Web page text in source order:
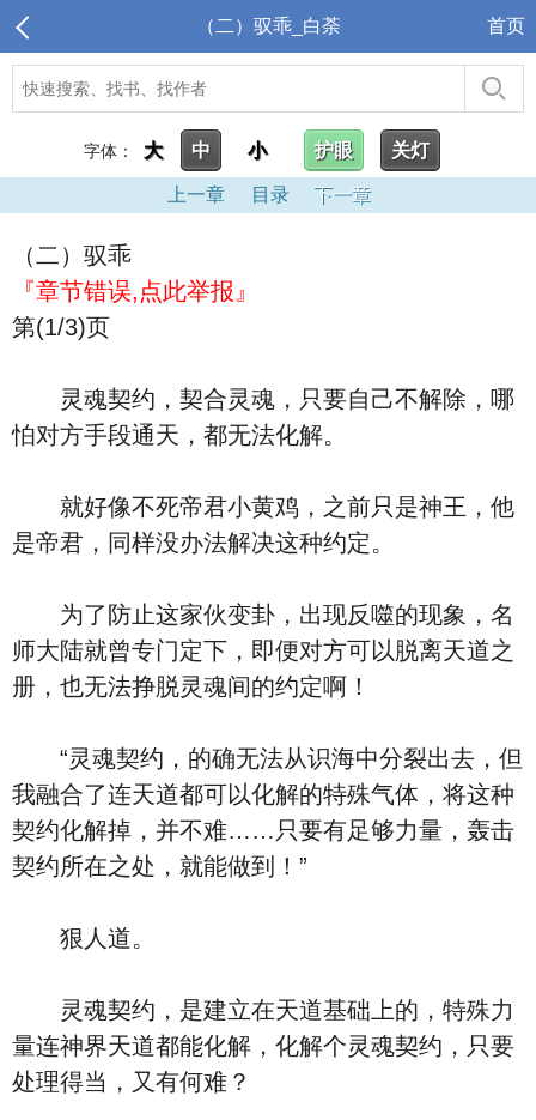
（二）驭乖_白荼 首页
字体： 大 中 小 护眼 关灯
上一章 目录 下一章
（二）驭乖
『章节错误,点此举报』
第(1/3)页
灵魂契约，契合灵魂，只要自己不解除，哪
怕对方手段通天，都无法化解。
就好像不死帝君小黄鸡，之前只是神王，他
是帝君，同样没办法解决这种约定。
为了防止这家伙变卦，出现反噬的现象，名
师大陆就曾专门定下，即便对方可以脱离天道之
册，也无法挣脱灵魂间的约定啊！
“灵魂契约，的确无法从识海中分裂出去，但
我融合了连天道都可以化解的特殊气体，将这种
契约化解掉，并不难……只要有足够力量，轰击
契约所在之处，就能做到！”
狠人道。
灵魂契约，是建立在天道基础上的，特殊力
量连神界天道都能化解，化解个灵魂契约，只要
处理得当，又有何难？